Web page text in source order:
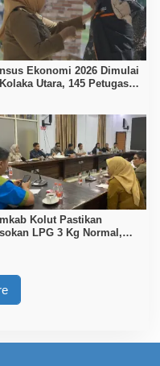
Ekonomi 2026 Dimulai
Utara, 145 Petugas
Kolut Pastikan
LPG 3 Kg Normal,